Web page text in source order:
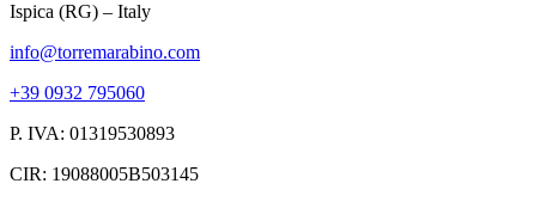
Ispica (RG) – Italy
info@torremarabino.com
+39 0932 795060
P. IVA: 01319530893
CIR: 19088005B503145